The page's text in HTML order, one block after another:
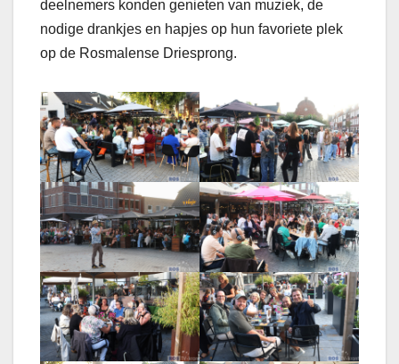
deelnemers konden genieten van muziek, de
nodige drankjes en hapjes op hun favoriete plek
op de Rosmalense Driesprong.